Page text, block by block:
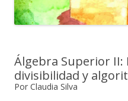
Álgebra Superior II:
divisibilidad y
Por Claudia Silva